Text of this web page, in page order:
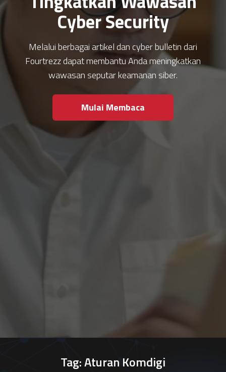
Cyber Security
Melalui berbagai artikel dan cyber bulletin dari
Fourtrezz dapat membantu Anda meningkatkan
wawasan seputar keamanan siber.
Mulai Membaca
Tag:Aturan Komdigi